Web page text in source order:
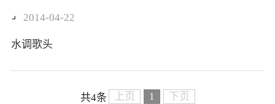
2014-04-22
水调歌头
共4条 上页 1 下页